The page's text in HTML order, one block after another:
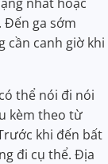
Đến ga sớm
cần canh giờ khi
thể nói đi nói
kèm theo từ
khi đến bất
đi cụ thể. Địa